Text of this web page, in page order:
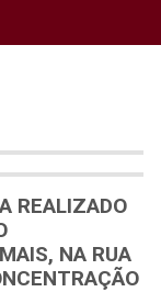
REALIZADO
NA RUA